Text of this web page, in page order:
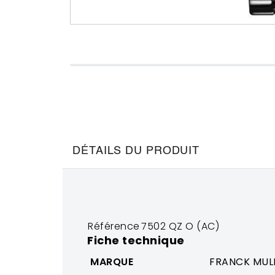
DÉTAILS DU PRODUIT
Référence7502 QZ O (AC)
Fiche technique
MARQUE FRANCK